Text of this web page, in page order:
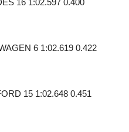
16 1:02.597 0.400
6 1:02.619 0.422
15 1:02.648 0.451